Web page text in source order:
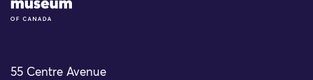
55 Centre Avenue